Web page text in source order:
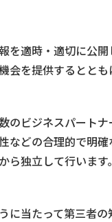
を適時・適切に公
会を提供するとと
のビジネスパート
などの合理的で明
ら独立して行います。
に当たって第三者